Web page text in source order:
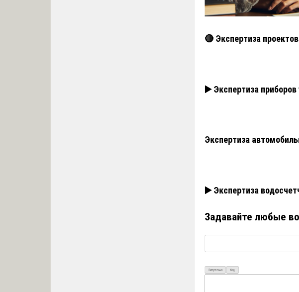
🔴 Экспертиза
▶️ Экспертиза
Экспертиза
▶️ Экспертиза
Задавайте любые
Визуально Код